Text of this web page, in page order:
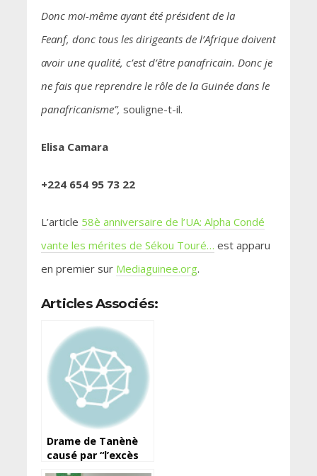
Donc moi-même ayant été président de la
Feanf, donc tous les dirigeants de l’Afrique doivent
avoir une qualité, c’est d’être panafricain. Donc je
ne fais que reprendre le rôle de la Guinée dans le
panafricanisme”, souligne-t-il.
Elisa Camara
+224 654 95 73 22
L’article 58è anniversaire de l’UA: Alpha Condé
vante les mérites de Sékou Touré… est apparu
en premier sur Mediaguinee.org.
Articles Associés:
Drame de Tanènè
causé par “l’excès